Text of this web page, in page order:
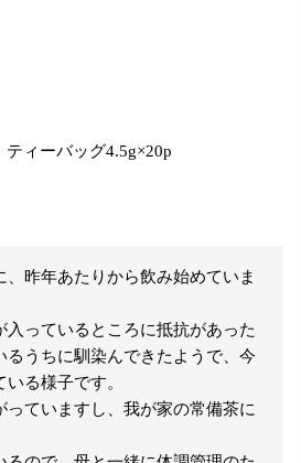
ィーバッグ4.5g×20p
昨年あたりから飲み始めていま
入っているところに抵抗があった
るうちに馴染んできたようで、今
る様子です。
っていますし、我が家の常備茶に